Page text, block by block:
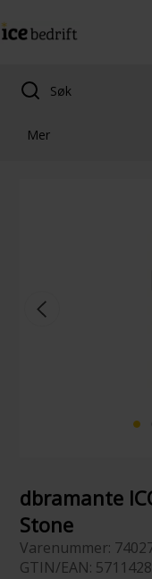
Mer
dbramante
Stone
Varenummer:
GTIN/EAN: